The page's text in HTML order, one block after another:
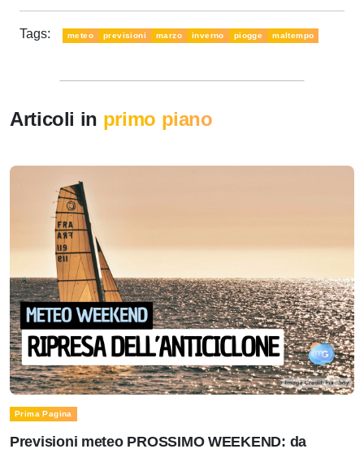
Tags: meteo previsioni marzo inverno piogge maltempo
Articoli in primo piano
Prima Pagina
Previsioni meteo PROSSIMO WEEKEND: da